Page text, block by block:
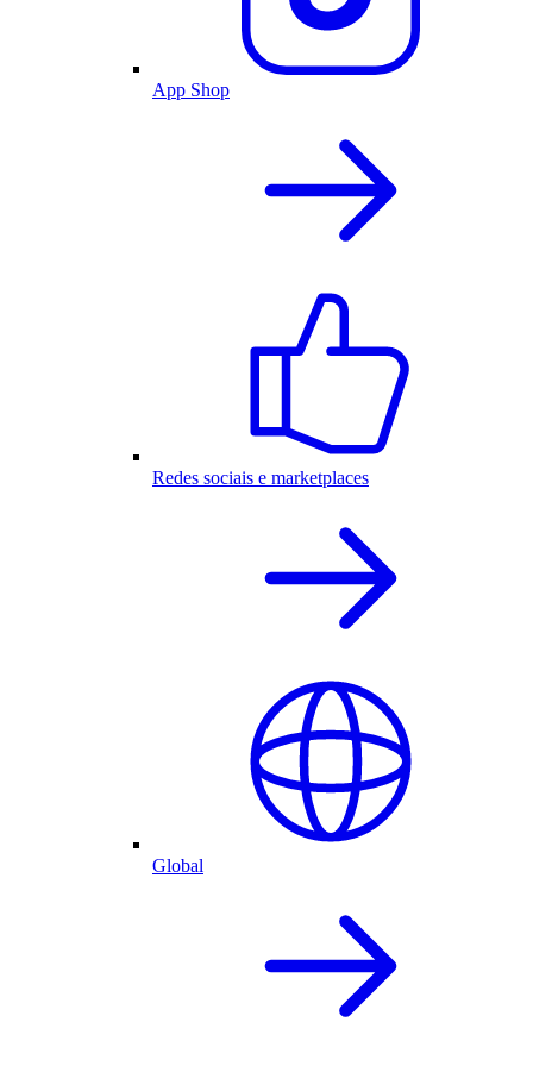
App Shop
Redes sociais e marketplaces
Global